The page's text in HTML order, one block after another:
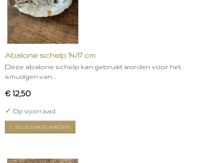
Abalone schelp 14/17 cm
Deze abalone schelp kan gebruikt worden voor het
smudgen van…
€ 12,50
✓ Op voorraad
IN WINKELWAGEN